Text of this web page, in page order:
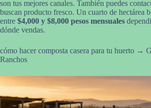
son tus mejores canales. También puedes
buscan producto fresco. Un cuarto de hectárea
entre $4,000 y $8,000 pesos mensuales
dónde vendas.
cómo hacer composta casera para tu huerto →
Ranchos